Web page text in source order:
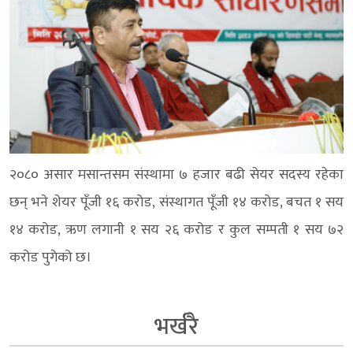
२०८० असार मसान्तसम संस्थामा ७ हजार बढी सेयर सदस्य रहेका
छन् भने शेयर पूँजी १६ करोड, संस्थागत पूँजी १४ करोड, बचत १ सय
१४ करोड, ऋण लगानी १ सय २६ करोड र कुल सम्पती १ सय ७२
करोड पुगेको छ।
भर्खरै